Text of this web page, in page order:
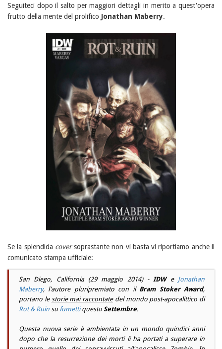
Seguiteci dopo il salto per maggiori dettagli in merito a quest'opera
frutto della mente del prolifico Jonathan Maberry.
Se la splendida coversoprastante non vi basta vi riportiamo anche il
comunicato stampa ufficiale:
San Diego, California(29 maggio 2014) -IDWe Jonathan
Maberry, l'autore pluripremiato con il Bram Stoker Award,
portano le storie mai raccontatedel mondo post-apocalittico di
Rot & Ruin su fumettiquesto Settembre.
Questa nuova serie è ambientata in un mondo quindici anni
dopo che la resurrezione dei morti li ha portati a superare in